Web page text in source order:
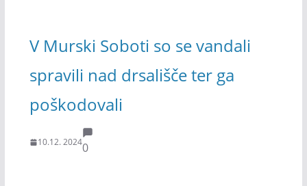
V Murski Soboti so se vandali
spravili nad drsališče ter ga
poškodovali
10.12. 20240